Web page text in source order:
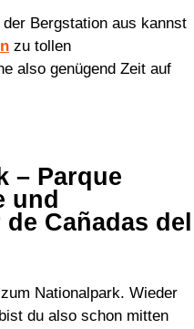
Bergstation aus kannst
zu tollen
also genügend Zeit auf
– Parque
und
Cañadas del
Nationalpark. Wieder
du also schon mitten